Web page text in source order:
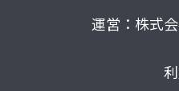
運営：株式